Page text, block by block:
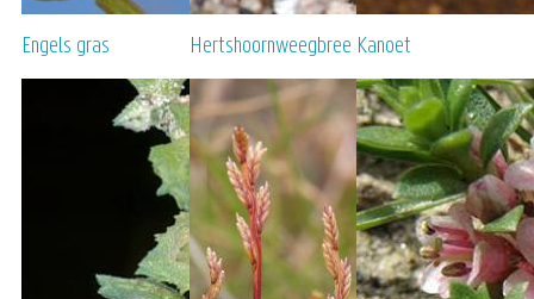
Engels gras Hertshoornweegbree Kanoet